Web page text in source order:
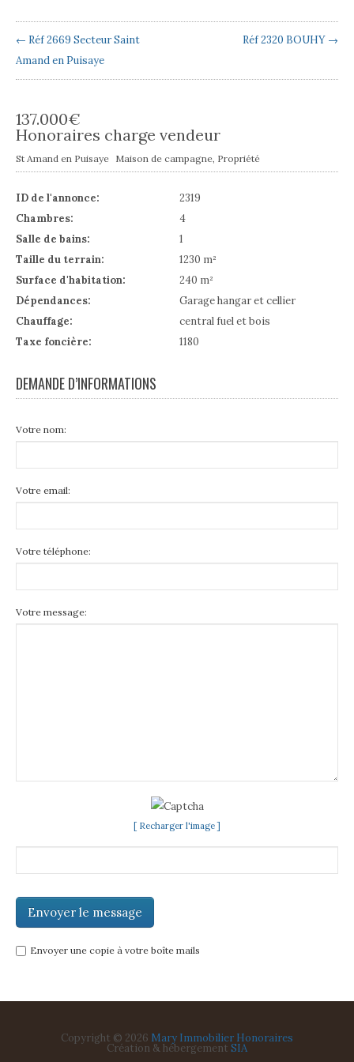
← Réf 2669 Secteur Saint
Amand en Puisaye
Réf 2320 BOUHY →
137.000€
Honoraires charge vendeur
St Amand en Puisaye Maison de campagne, Propriété
ID de l'annonce:
2319
Chambres:
4
Salle de bains:
1
Taille du terrain:
1230 m²
Surface d'habitation:
240 m²
Dépendances:
Garage hangar et cellier
Chauffage:
central fuel et bois
Taxe foncière:
1180
DEMANDE D’INFORMATIONS
Votre nom:
Votre email:
Votre téléphone:
Votre message:
[ Recharger l'image ]
Envoyer une copie à votre boîte mails
Copyright © 2026 Mary Immobilier Honoraires
Création & hébergement SIA